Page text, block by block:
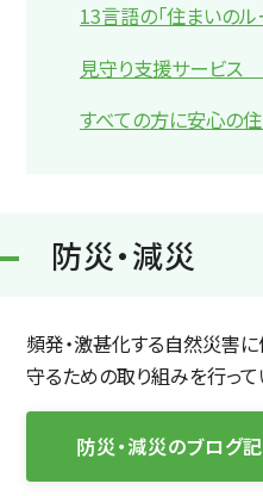
13言語の「住まいのル
見守り支援サービス
すべての方に安心の
防災・減災
頻発・激甚化する自然災害
守るための取り組みを行って
防災・減災のブログ